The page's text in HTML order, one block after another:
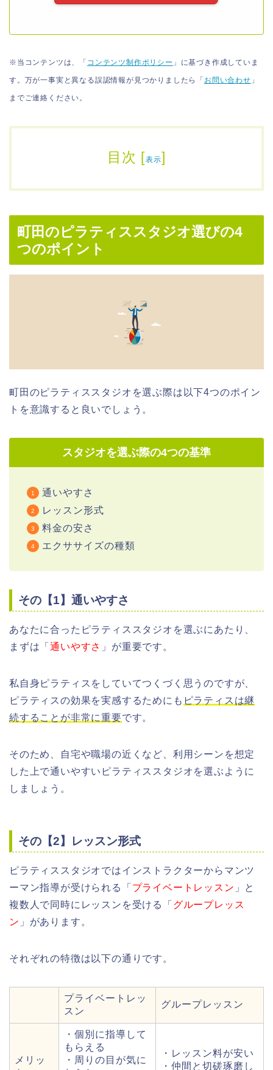
※当コンテンツは、「 コンテンツ制作ポリシー 」に基づき作成していま
す。万が一事実と異なる誤認情報が見つかりましたら「 お問い合わせ 」
までご連絡ください。
目次 [表示]
町田のピラティススタジオ選びの4
つのポイント
町田のピラティススタジオを選ぶ際は以下4つのポイン
トを意識すると良いでしょう。
スタジオを選ぶ際の4つの基準
通いやすさ
レッスン形式
料金の安さ
エクササイズの種類
その【1】通いやすさ
あなたに合ったピラティススタジオを選ぶにあたり、
まずは「通いやすさ 」が重要です。
私自身ピラティスをしていてつくづく思うのですが、
ピラティスの効果を実感するためにも ピラティスは継
続することが非常に重要です。
そのため、自宅や職場の近くなど、利用シーンを想定
した上で通いやすいピラティススタジオを選ぶように
しましょう。
その【2】レッスン形式
ピラティススタジオではインストラクターからマンツ
ーマン指導が受けられる「 プライベートレッスン 」と
複数人で同時にレッスンを受ける「 グループレッス
ン 」があります。
それぞれの特徴は以下の通りです。
プライベートレッ
スン
グループレッスン
メリッ
・個別に指導して
もらえる
・周りの目が気に
・レッスン料が安い
・仲間と切磋琢磨し